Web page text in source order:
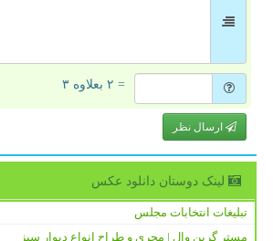
= ۲ بعلاوه ۳
ارسال نظر
لینک دوستان دانلود عكس
تبلیغات انتخابات مجلس
مستر گرین وال | مجری و طراح انواع دیوار سبز